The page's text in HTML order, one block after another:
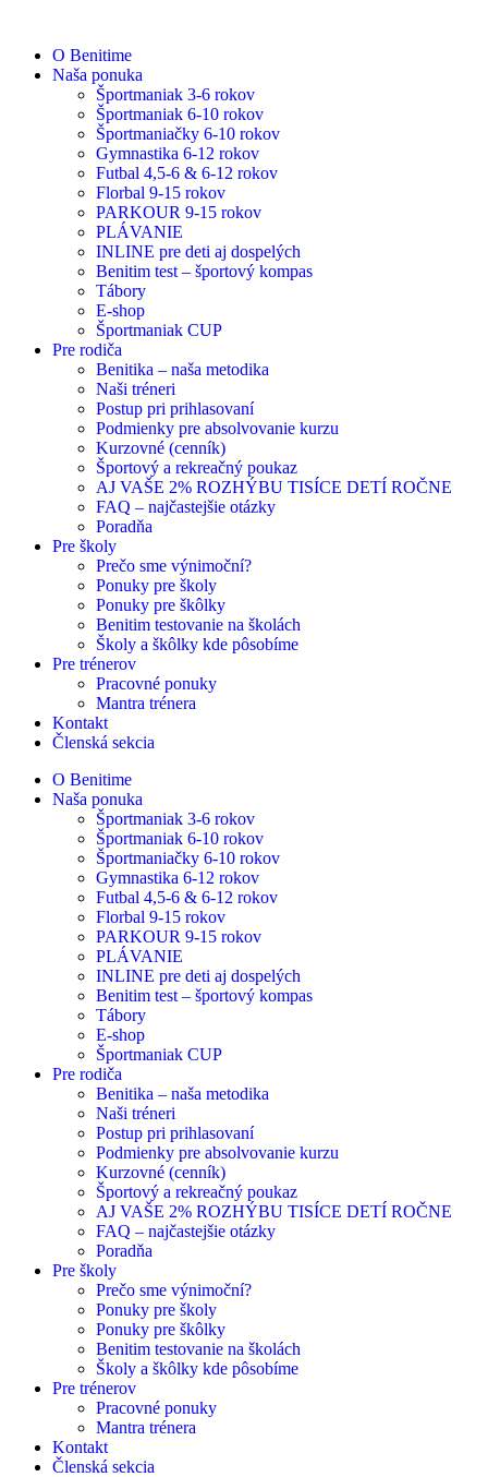
O Benitime
Naša ponuka
Športmaniak 3-6 rokov
Športmaniak 6-10 rokov
Športmaniačky 6-10 rokov
Gymnastika 6-12 rokov
Futbal 4,5-6 & 6-12 rokov
Florbal 9-15 rokov
PARKOUR 9-15 rokov
PLÁVANIE
INLINE pre deti aj dospelých
Benitim test – športový kompas
Tábory
E-shop
Športmaniak CUP
Pre rodiča
Benitika – naša metodika
Naši tréneri
Postup pri prihlasovaní
Podmienky pre absolvovanie kurzu
Kurzovné (cenník)
Športový a rekreačný poukaz
AJ VAŠE 2% ROZHÝBU TISÍCE DETÍ ROČNE
FAQ – najčastejšie otázky
Poradňa
Pre školy
Prečo sme výnimoční?
Ponuky pre školy
Ponuky pre škôlky
Benitim testovanie na školách
Školy a škôlky kde pôsobíme
Pre trénerov
Pracovné ponuky
Mantra trénera
Kontakt
Členská sekcia
O Benitime
Naša ponuka
Športmaniak 3-6 rokov
Športmaniak 6-10 rokov
Športmaniačky 6-10 rokov
Gymnastika 6-12 rokov
Futbal 4,5-6 & 6-12 rokov
Florbal 9-15 rokov
PARKOUR 9-15 rokov
PLÁVANIE
INLINE pre deti aj dospelých
Benitim test – športový kompas
Tábory
E-shop
Športmaniak CUP
Pre rodiča
Benitika – naša metodika
Naši tréneri
Postup pri prihlasovaní
Podmienky pre absolvovanie kurzu
Kurzovné (cenník)
Športový a rekreačný poukaz
AJ VAŠE 2% ROZHÝBU TISÍCE DETÍ ROČNE
FAQ – najčastejšie otázky
Poradňa
Pre školy
Prečo sme výnimoční?
Ponuky pre školy
Ponuky pre škôlky
Benitim testovanie na školách
Školy a škôlky kde pôsobíme
Pre trénerov
Pracovné ponuky
Mantra trénera
Kontakt
Členská sekcia